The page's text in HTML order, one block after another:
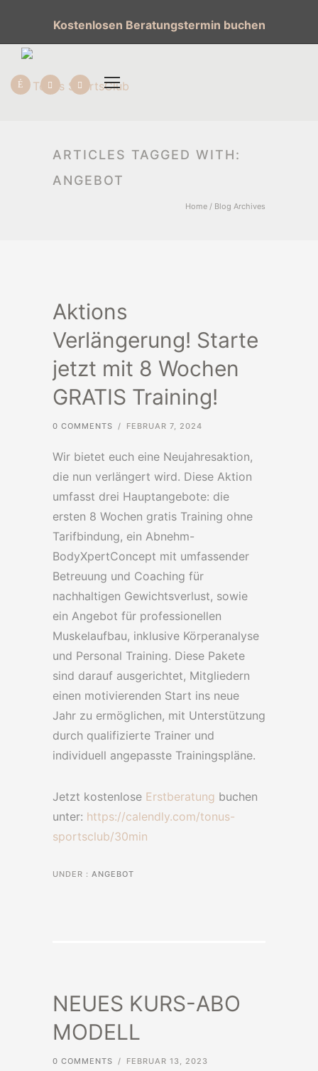
Kostenlosen Beratungstermin buchen
ARTICLES TAGGED WITH:
ANGEBOT
Home / Blog Archives
Aktions
Verlängerung! Starte
jetzt mit 8 Wochen
GRATIS Training!
0 COMMENTS / FEBRUAR 7, 2024
Wir bietet euch eine Neujahresaktion,
die nun verlängert wird. Diese Aktion
umfasst drei Hauptangebote: die
ersten 8 Wochen gratis Training ohne
Tarifbindung, ein Abnehm-
BodyXpertConcept mit umfassender
Betreuung und Coaching für
nachhaltigen Gewichtsverlust, sowie
ein Angebot für professionellen
Muskelaufbau, inklusive Körperanalyse
und Personal Training. Diese Pakete
sind darauf ausgerichtet, Mitgliedern
einen motivierenden Start ins neue
Jahr zu ermöglichen, mit Unterstützung
durch qualifizierte Trainer und
individuell angepasste Trainingspläne.
Jetzt kostenlose Erstberatung buchen
unter: https://calendly.com/tonus-
sportsclub/30min
UNDER : ANGEBOT
NEUES KURS-ABO
MODELL
0 COMMENTS / FEBRUAR 13, 2023